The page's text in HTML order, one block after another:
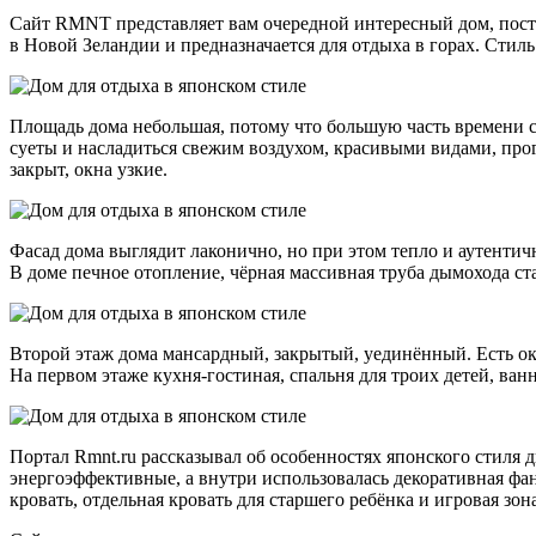
Сайт RMNT представляет вам очередной интересный дом,
в Новой Зеландии и предназначается для отдыха в горах.
Площадь дома небольшая, потому что большую часть времени
суеты и насладиться свежим воздухом, красивыми видами,
закрыт, окна узкие.
Фасад дома выглядит лаконично, но при этом тепло и
В доме печное отопление, чёрная массивная труба дымохода
Второй этаж дома мансардный, закрытый, уединённый. Есть
На первом этаже кухня-гостиная, спальня для троих детей,
Портал Rmnt.ru рассказывал об особенностях японского
энергоэффективные, а внутри использовалась декоративная
кровать, отдельная кровать для старшего ребёнка и игровая